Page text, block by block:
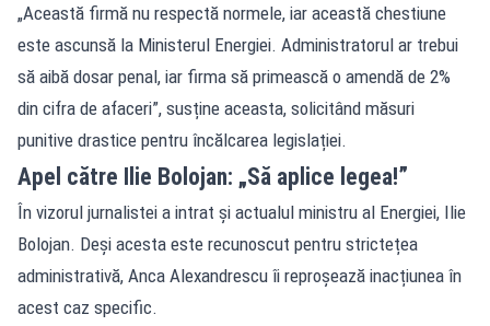
„Această firmă nu respectă normele, iar această chestiune
este ascunsă la Ministerul Energiei. Administratorul ar trebui
să aibă dosar penal, iar firma să primească o amendă de 2%
din cifra de afaceri”, susține aceasta, solicitând măsuri
punitive drastice pentru încălcarea legislației.
Apel către Ilie Bolojan: „Să aplice legea!”
În vizorul jurnalistei a intrat și actualul ministru al Energiei, Ilie
Bolojan. Deși acesta este recunoscut pentru strictețea
administrativă, Anca Alexandrescu îi reproșează inacțiunea în
acest caz specific.